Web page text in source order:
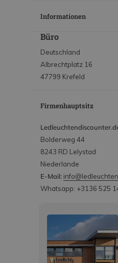
Informationen
Büro
Deutschland
Albrechtplatz 16
47799 Krefeld
Firmenhauptsitz
Bolderweg 44
8243 RD Lelystad
Niederlande
E-Mail:
Whatsapp: +3136 525